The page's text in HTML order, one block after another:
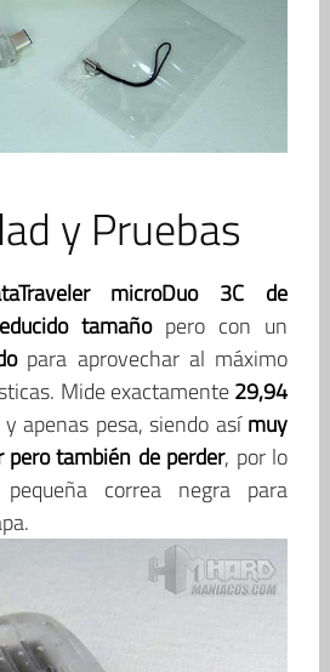
y Pruebas
microDuo 3C de
tamañopero con un
para aprovechar al máximo
Mide exactamente29,94
y apenas pesa, siendo asímuy
también de perder, por lo
correa negra para